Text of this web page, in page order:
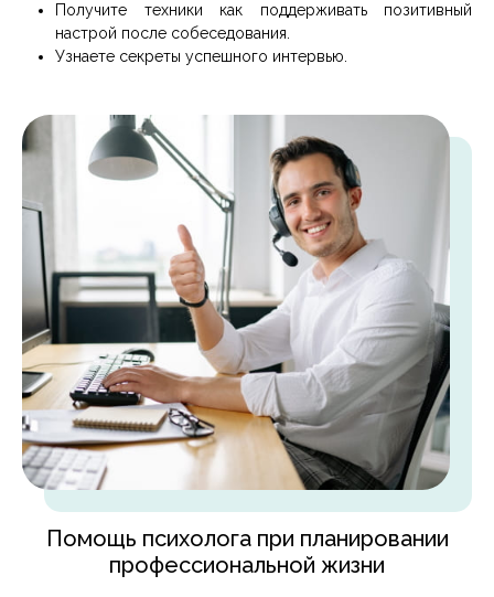
Получите техники как поддерживать позитивный
настрой после собеседования.
Узнаете секреты успешного интервью.
Помощь психолога при планировании
профессиональной жизни